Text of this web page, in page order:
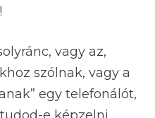
vagy az,
szólnak, vagy a
egy telefonálót,